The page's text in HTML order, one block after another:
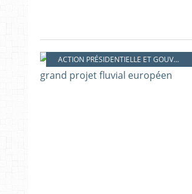
ACTION PRÉSIDENTIELLE ET GOUVERNEMENTALE